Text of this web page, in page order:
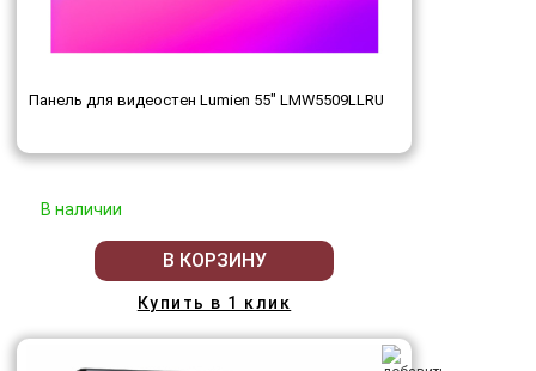
Панель для видеостен Lumien 55" LMW5509LLRU
В наличии
В КОРЗИНУ
Купить в 1 клик